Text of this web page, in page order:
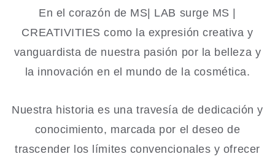
En el corazón de MS| LAB surge MS |
CREATIVITIES como la expresión creativa y
vanguardista de nuestra pasión por la belleza y
la innovación en el mundo de la cosmética.
Nuestra historia es una travesía de dedicación y
conocimiento, marcada por el deseo de
trascender los límites convencionales y ofrecer